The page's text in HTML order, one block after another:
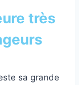
très
sa grande